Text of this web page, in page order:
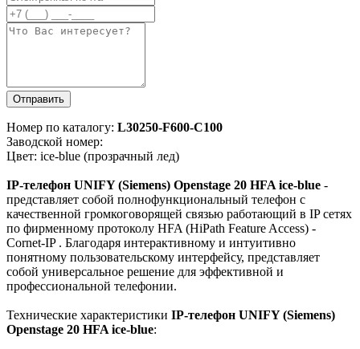
Отправить
Номер по каталогу: L30250-F600-C100
Заводской номер:
Цвет: ice-blue (прозрачный лед)
IP-телефон UNIFY (Siemens) Openstage 20 HFA ice-blue -
представляет собой полнофункциональный телефон c
качественной громкоговорящей связью работающий в IP сетях
по фирменному протоколу HFA (HiPath Feature Access) -
Cornet-IP . Благодаря интерактивному и интуитивно
понятному пользовательскому интерфейсу, представляет
собой универсальное решение для эффективной и
профессиональной телефонии.
Технические характеристики IP-телефон UNIFY (Siemens)
Openstage 20 HFA ice-blue: